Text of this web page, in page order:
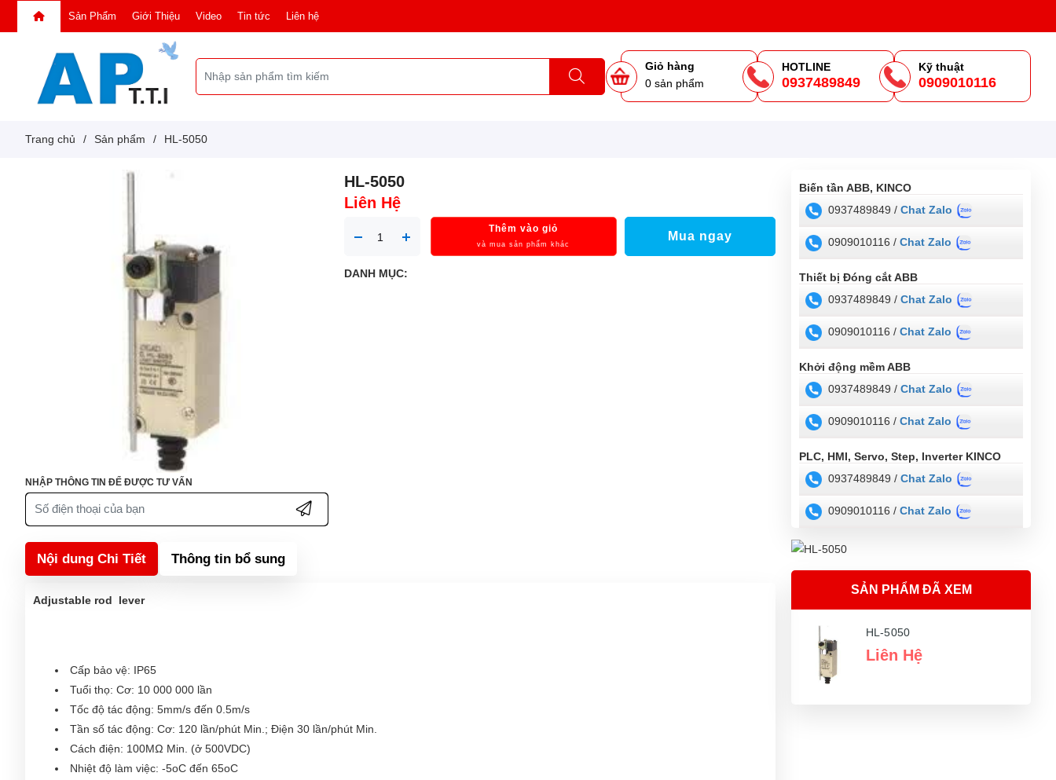
Sản Phẩm Giới Thiệu Video Tin tức Liên hệ
Giỏ hàng
0 sản phẩm
HOTLINE
0937489849
Kỹ thuật
0909010116
Trang chủ / Sản phẩm / HL-5050
NHẬP THÔNG TIN ĐỂ ĐƯỢC TƯ VẤN
HL-5050
Liên Hệ
Thêm vào giỏ
và mua sản phẩm khác
Mua ngay
DANH MỤC:
Nội dung Chi Tiết Thông tin bổ sung
Adjustable rod lever
Cấp bảo vệ: IP65
Tuổi thọ: Cơ: 10 000 000 lần
Tốc độ tác động: 5mm/s đến 0.5m/s
Tần số tác động: Cơ: 120 lần/phút Min.; Điện 30 lần/phút Min.
Cách điện: 100MΩ Min. (ở 500VDC)
Nhiệt độ làm việc: -5oC đến 65oC
Biến tần ABB, KINCO
0937489849 / Chat Zalo
0909010116 / Chat Zalo
Thiết bị Đóng cắt ABB
0937489849 / Chat Zalo
0909010116 / Chat Zalo
Khởi động mềm ABB
0937489849 / Chat Zalo
0909010116 / Chat Zalo
PLC, HMI, Servo, Step, Inverter KINCO
0937489849 / Chat Zalo
0909010116 / Chat Zalo
SẢN PHẨM ĐÃ XEM
HL-5050
Liên Hệ